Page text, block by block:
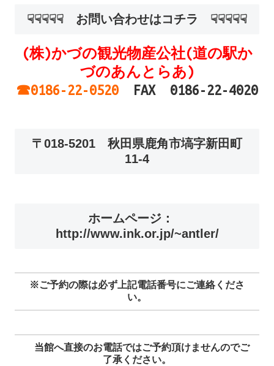
☟☟☟☟☟ お問い合わせはコチラ ☟☟☟☟☟
(株)かづの観光物産公社(道の駅か
づのあんとらあ)
☎0186-22-0520
FAX 0186-22-4020
〒018-5201 秋田県鹿角市塙字新田町
11-4
ホームページ：
http://www.ink.or.jp/~antler/
※ご予約の際は必ず上記電話番号にご連絡くださ
い。
当館へ直接のお電話ではご予約頂けませんのでご
了承ください。